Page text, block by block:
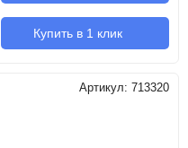
Купить в 1 клик
Артикул: 713320